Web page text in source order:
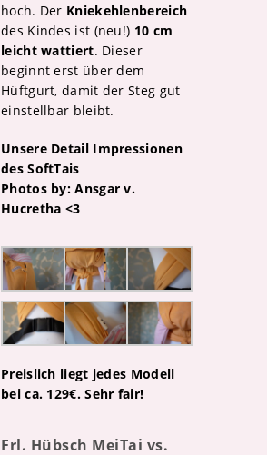
hoch. Der Kniekehlenbereich
des Kindes ist (neu!) 10 cm
leicht wattiert. Dieser
beginnt erst über dem
Hüftgurt, damit der Steg gut
einstellbar bleibt.
Unsere Detail Impressionen
des SoftTais
Photos by: Ansgar v.
Hucretha <3
Preislich liegt jedes Modell
bei ca. 129€. Sehr fair!
Frl. Hübsch MeiTai vs.